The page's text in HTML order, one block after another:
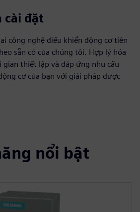
cài đặt
công nghệ điều khiển động cơ tiên
sẵn có của chúng tôi. Hợp lý hóa
thiết lập và đáp ứng nhu cầu
cơ của bạn với giải pháp được
nổi bật